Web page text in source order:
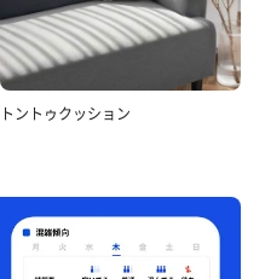
トントゥクッション